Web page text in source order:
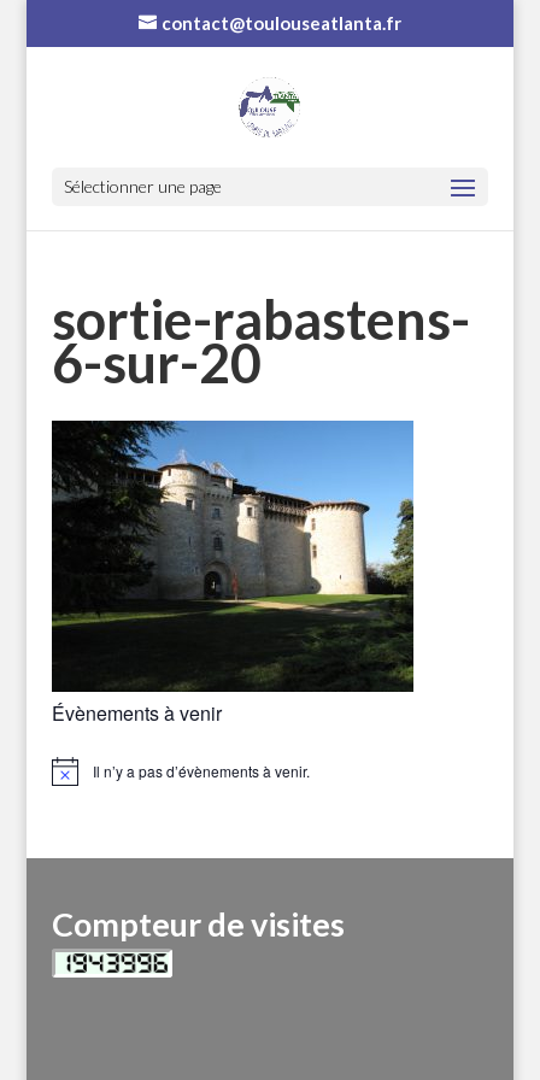
contact@toulouseatlanta.fr
Sélectionner une page
sortie-rabastens-
6-sur-20
Évènements à venir
Notice Il n’y a pas d’évènements à venir.
Compteur de visites